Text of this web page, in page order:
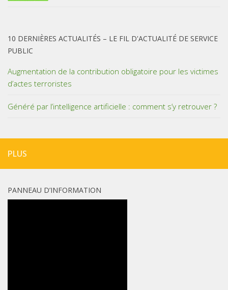
10 DERNIÈRES ACTUALITÉS – LE FIL D'ACTUALITÉ DE SERVICE
PUBLIC
Augmentation de la contribution obligatoire pour les victimes
d’actes terroristes
Généré par l’intelligence artificielle : comment s’y retrouver ?
PLUS
PANNEAU D’INFORMATION